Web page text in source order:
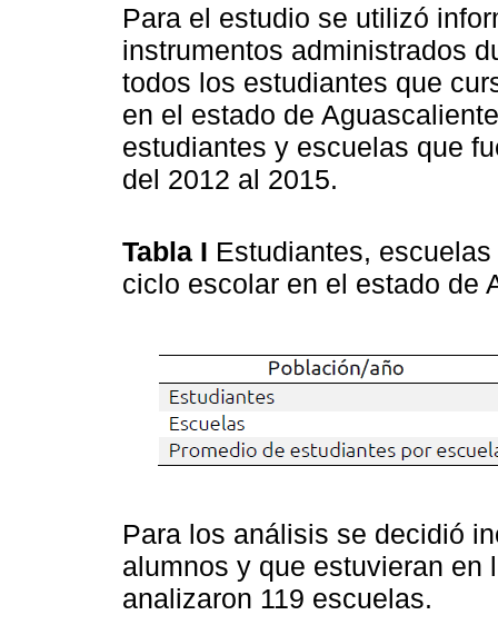
Para el estudio se utilizó
instrumentos administrados
todos los estudiantes que
en el estado de
estudiantes y escuelas que
del 2012 al 2015.
Tabla I Estudiantes,
ciclo escolar en el estado de
Para los análisis se decidió
alumnos y que estuvieran en
analizaron 119 escuelas.